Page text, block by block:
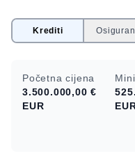
Krediti
Početna cijena
3.500.000,00 €
EUR